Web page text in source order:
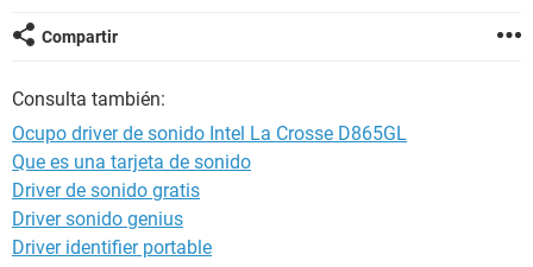
Compartir
Consulta también:
Ocupo driver de sonido Intel La Crosse D865GL
Que es una tarjeta de sonido
Driver de sonido gratis
Driver sonido genius
Driver identifier portable